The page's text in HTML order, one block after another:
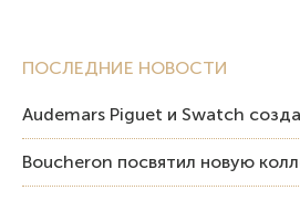
ПОСЛЕДНИЕ НОВОСТИ